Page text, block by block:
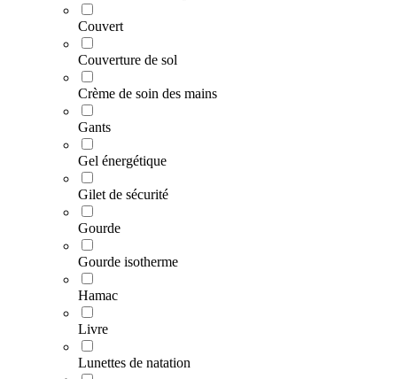
Couvert
Couverture de sol
Crème de soin des mains
Gants
Gel énergétique
Gilet de sécurité
Gourde
Gourde isotherme
Hamac
Livre
Lunettes de natation